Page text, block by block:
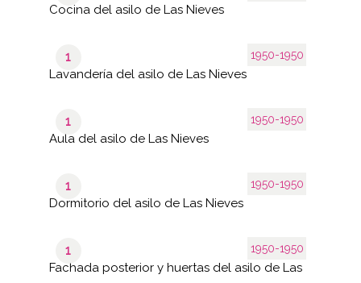
Cocina del asilo de Las Nieves
1950-1950
1
Lavandería del asilo de Las Nieves
1950-1950
1
Aula del asilo de Las Nieves
1950-1950
1
Dormitorio del asilo de Las Nieves
1950-1950
1
Fachada posterior y huertas del asilo de Las